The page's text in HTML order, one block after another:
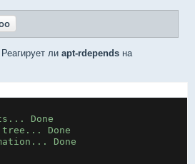
ли apt-rdepends на
Done
tree... Done
Done